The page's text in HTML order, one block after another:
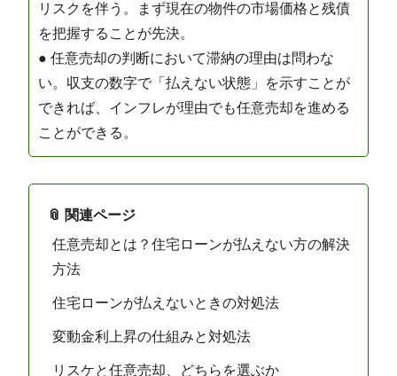
リスクを伴う。まず現在の物件の市場価格と残債
を把握することが先決。
● 任意売却の判断において滞納の理由は問わな
い。収支の数字で「払えない状態」を示すことが
できれば、インフレが理由でも任意売却を進める
ことができる。
📎 関連ページ
任意売却とは？住宅ローンが払えない方の解決
方法
住宅ローンが払えないときの対処法
変動金利上昇の仕組みと対処法
リスケと任意売却、どちらを選ぶか